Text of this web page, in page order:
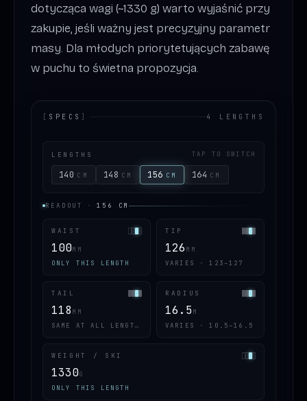
dotycząca wagi (~1330 g) warto wyjaśnić przy
zakupie, jeśli ważny jest precyzyjny parametr
masy. Dla młodych priorytetujących zabawę
w puchu to świetna propozycja.
[ SPECS ] 4 LENGTHS
LENGTHS TAP TO SWITCH
140 CM 148 CM 156 CM 164 CM
READOUT · 156 CM
WAIST
100MM
ONLY THIS LENGTH
TIP
126 MM
VARIES · 123–127
TAIL
118 MM
SAME AT ALL LENGTHS
RADIUS
16.5M
VARIES · 10.5–16.5
WEIGHT / SKI
1330G
ONLY THIS LENGTH